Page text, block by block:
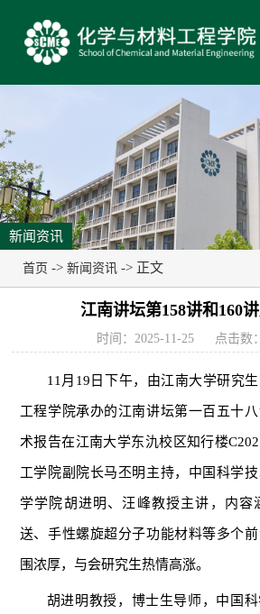
新闻资讯
首页 -> 新闻资讯 -> 正文
江南讲坛第158讲和160
时间：2025-11-25 点击数
11月19日下午，由江南大学研究
工程学院承办的江南讲坛第一百五十
术报告在江南大学东氿校区知行楼
工学院副院长马丕明主持，中国科学
学学院胡进明、汪峰教授主讲，内容
送、手性螺旋超分子功能材料等多个
围浓厚，与会研究生热情高涨。
胡进明教授，博士生导师，中国